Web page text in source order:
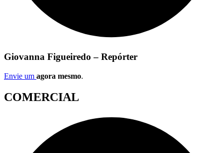
Giovanna Figueiredo – Repórter
Envie um agora mesmo.
COMERCIAL